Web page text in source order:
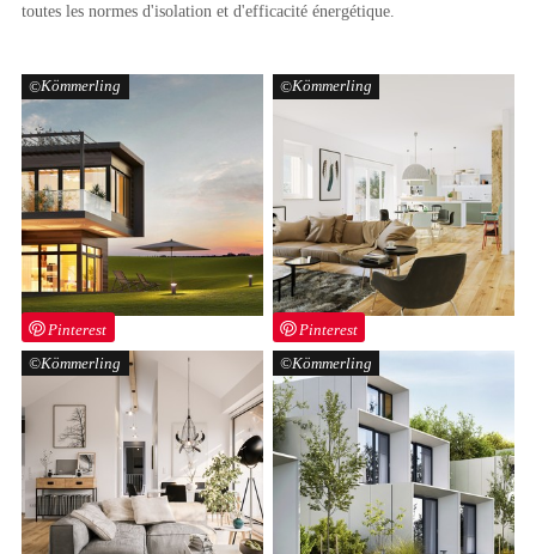
toutes les normes d'isolation et d'efficacité énergétique.
Kömmerling
Pinterest
Kömmerling
Pinterest
Kömmerling Kömmerling